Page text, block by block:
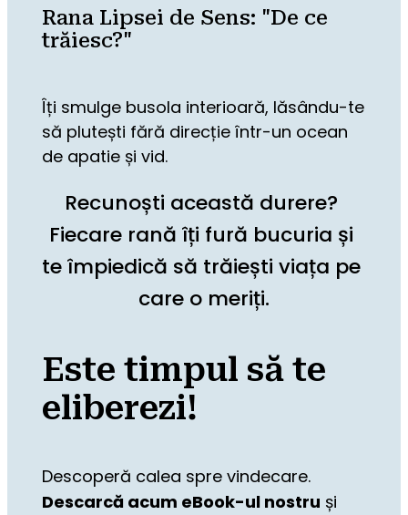
Rana Lipsei de Sens: "De ce
trăiesc?"
Îți smulge busola interioară, lăsându-te
să plutești fără direcție într-un ocean
de apatie și vid.
Recunoști această durere?
Fiecare rană îți fură bucuria și
te împiedică să trăiești viața pe
care o meriți.
Este timpul să te
eliberezi!
Descarcă acum eBook-ul nostru și